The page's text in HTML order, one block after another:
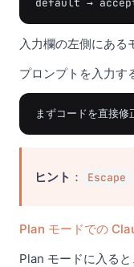
入力欄の左側にある
プロンプトを入力す
ヒント ： Escape
Plan モードでの
Plan モードに入る